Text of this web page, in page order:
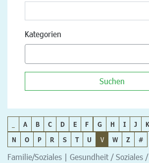
Kategorien
Suchen
A B C D E F G H I J K
N
O P R S T U V W Z #
Familie/Soziales | Gesundheit / Soziales